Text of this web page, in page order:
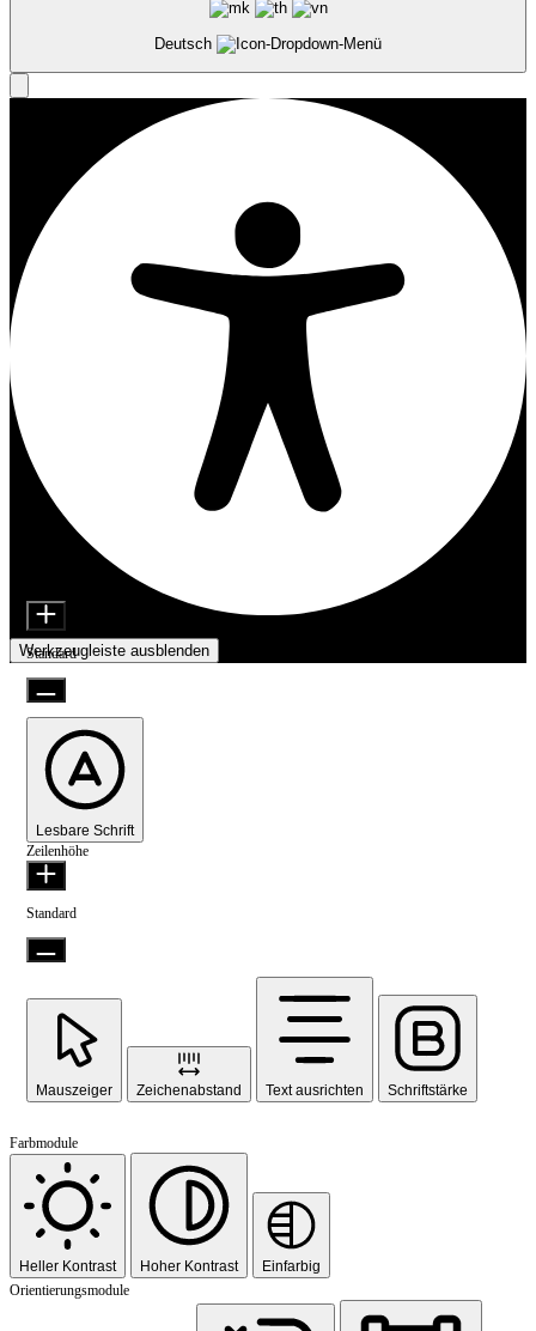
Deutsch
Barrierefreiheitsanpassungen
Werkzeugleiste ausblenden
Standard
Lesbare Schrift
Zeilenhöhe
Standard
Mauszeiger Zeichenabstand Text ausrichten Schriftstärke
Farbmodule
Heller Kontrast Hoher Kontrast
Einfarbig
Orientierungsmodule